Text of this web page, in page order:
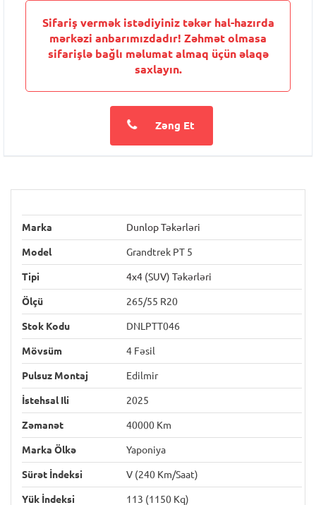
Sifariş vermək istədiyiniz təkər hal-hazırda
mərkəzi anbarımızdadır! Zəhmət olmasa
sifarişlə bağlı məlumat almaq üçün əlaqə
saxlayın.
Zəng Et
Marka Dunlop Təkərləri
Model Grandtrek PT 5
Tipi 4x4 (SUV) Təkərləri
Ölçü 265/55 R20
Stok Kodu DNLPTT046
Mövsüm 4 Fəsil
Pulsuz Montaj Edilmir
İstehsal Ili 2025
Zəmanət 40000 Km
Marka Ölkə Yaponiya
Sürət İndeksi V (240 Km/saat)
Yük İndeksi 113 (1150 Kq)